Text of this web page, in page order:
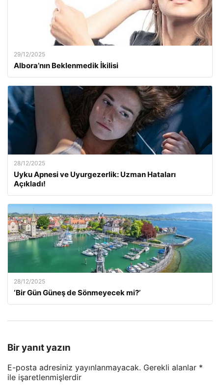
29/12/2025
Albora’nın Beklenmedik İkilisi
28/12/2025
Uyku Apnesi ve Uyurgezerlik: Uzman Hataları
Açıkladı!
28/12/2025
‘Bir Gün Güneş de Sönmeyecek mi?’
Bir yanıt yazın
E-posta adresiniz yayınlanmayacak. Gerekli alanlar *
ile işaretlenmişlerdir